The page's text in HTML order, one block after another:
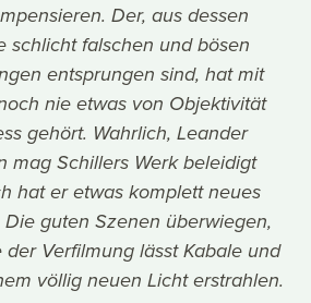
Der, aus dessen
schlicht falschen und bösen
entsprungen sind, hat mit
nie etwas von Objektivität
gehört. Wahrlich, Leander
mag Schillers Werk beleidigt
hat er etwas komplett neues
guten Szenen überwiegen,
der Verfilmung lässt Kabale und
völlig neuen Licht erstrahlen.